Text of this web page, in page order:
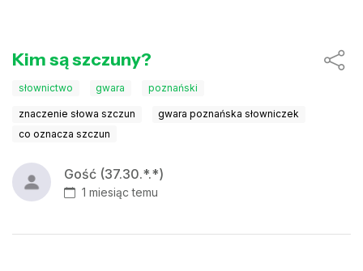
Kim są szczuny?
słownictwo gwara poznański
znaczenie słowa szczun
gwara poznańska słowniczek
co oznacza szczun
Gość (37.30.*.*)
1 miesiąc temu